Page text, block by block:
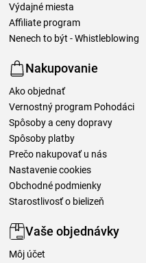
Výdajné miesta
Affiliate program
Nenech to být - Whistleblowing
Nakupovanie
Ako objednať
Vernostný program Pohodáci
Spôsoby a ceny dopravy
Spôsoby platby
Prečo nakupovať u nás
Nastavenie cookies
Obchodné podmienky
Starostlivosť o bielizeň
Vaše objednávky
Môj účet